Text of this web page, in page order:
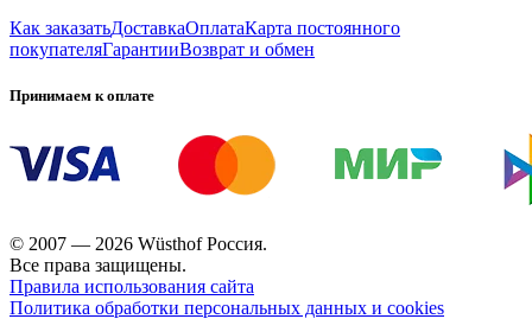
Как заказатьДоставкаОплатаКарта постоянного
покупателяГарантииВозврат и обмен
Принимаем к оплате
© 2007 — 2026 Wüsthof Россия.
Все права защищены.
Правила использования сайта
Политика обработки персональных данных и cookies